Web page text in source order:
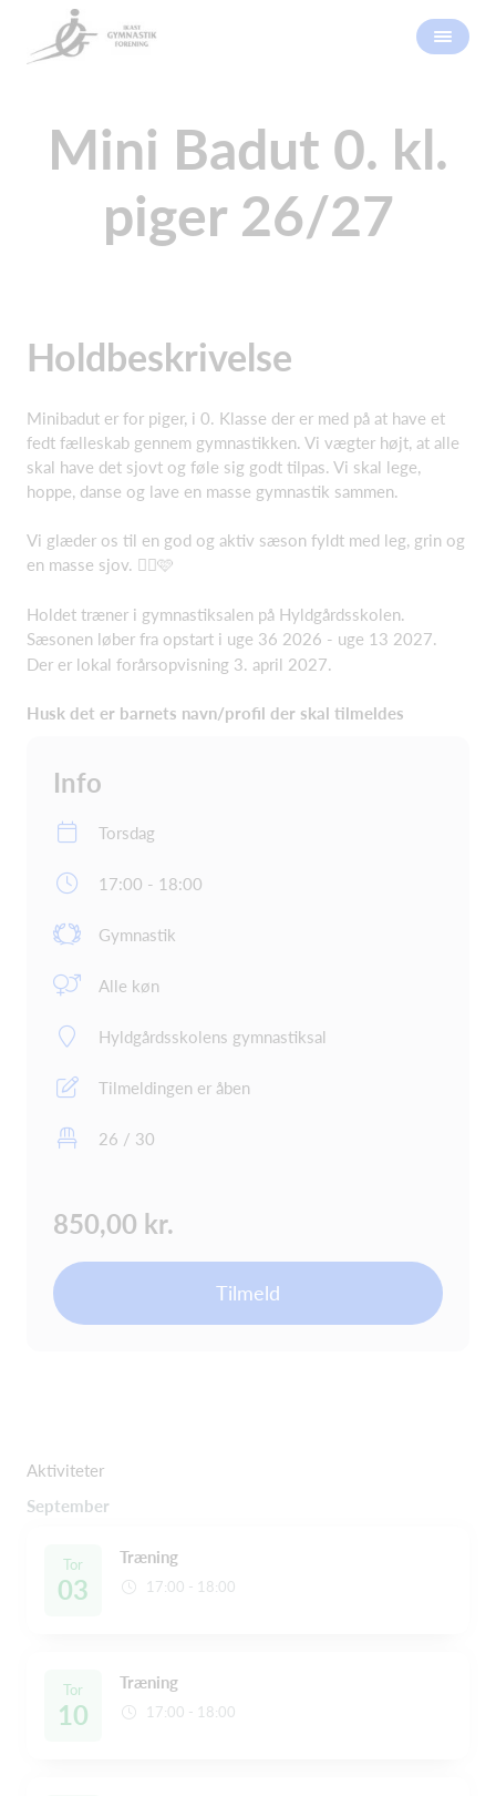
Mini Badut 0. kl.
piger 26/27
Holdbeskrivelse
Minibadut er for piger, i 0. Klasse der er med på at have et
fedt fælleskab gennem gymnastikken. Vi vægter højt, at alle
skal have det sjovt og føle sig godt tilpas. Vi skal lege,
hoppe, danse og lave en masse gymnastik sammen.
Vi glæder os til en god og aktiv sæson fyldt med leg, grin og
en masse sjov. 🤸‍♀️🩷
Holdet træner i gymnastiksalen på Hyldgårdsskolen.
Sæsonen løber fra opstart i uge 36 2026 - uge 13 2027.
Der er lokal forårsopvisning 3. april 2027.
Husk det er barnets navn/profil der skal tilmeldes
Info
Torsdag
17:00 - 18:00
Gymnastik
Alle køn
Hyldgårdsskolens gymnastiksal
Tilmeldingen er åben
26 / 30
850,00 kr.
Tilmeld
Aktiviteter
September
Tor
03
Træning
17:00 - 18:00
Tor
10
Træning
17:00 - 18:00